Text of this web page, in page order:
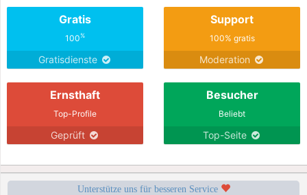
Gratis
100%
Gratisdienste
Support
100% gratis
Moderation
Ernsthaft
Top-Profile
Geprüft
Besucher
Beliebt
Top-Seite
Unterstütze uns für besseren Service